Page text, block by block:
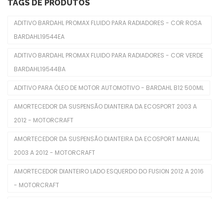
Molduras De Faróis
Freio
Cabo Do Freio De Mão
Pastilhas De Freios
Servo Freio
TAGS DE PRODUTOS
ADITIVO BARDAHL PROMAX FLUIDO PARA RADIADORES - COR ROSA
BARDAHL19544EA
ADITIVO BARDAHL PROMAX FLUIDO PARA RADIADORES - COR VERDE
BARDAHL19544BA
ADITIVO PARA ÓLEO DE MOTOR AUTOMOTIVO - BARDAHL B12 500ML
AMORTECEDOR DA SUSPENSÃO DIANTEIRA DA ECOSPORT 2003 A
2012 - MOTORCRAFT
AMORTECEDOR DA SUSPENSÃO DIANTEIRA DA ECOSPORT MANUAL
2003 A 2012 - MOTORCRAFT
AMORTECEDOR DIANTEIRO LADO ESQUERDO DO FUSION 2012 A 2016
- MOTORCRAFT